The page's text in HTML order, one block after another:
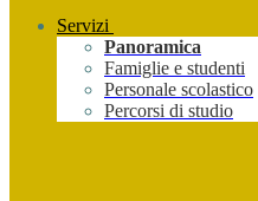
Servizi
Panoramica
Famiglie e studenti
Personale scolastico
Percorsi di studio